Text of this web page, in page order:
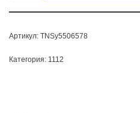
Артикул: TNSy5506578
Категория: 1112